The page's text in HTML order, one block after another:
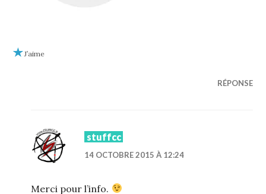
J’aime
RÉPONSE
stuffcc
14 OCTOBRE 2015 À 12:24
Merci pour l’info.